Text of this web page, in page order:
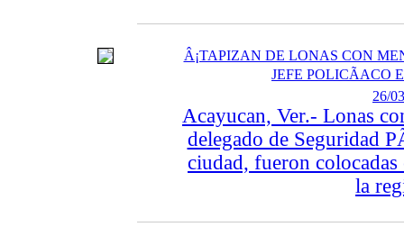
Â¡TAPIZAN DE LONAS CON
JEFE
26/
Acayucan, Ver.- Lonas
delegado de Seguridad
ciudad, fueron
la